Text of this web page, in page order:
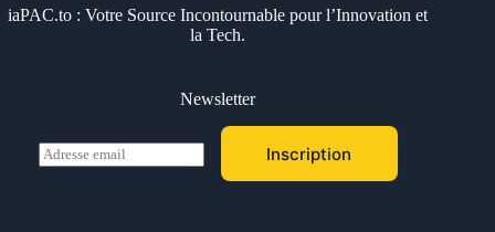
iaPAC.to : Votre Source Incontournable pour l’Innovation et
la Tech.
Newsletter
E
m
Inscription